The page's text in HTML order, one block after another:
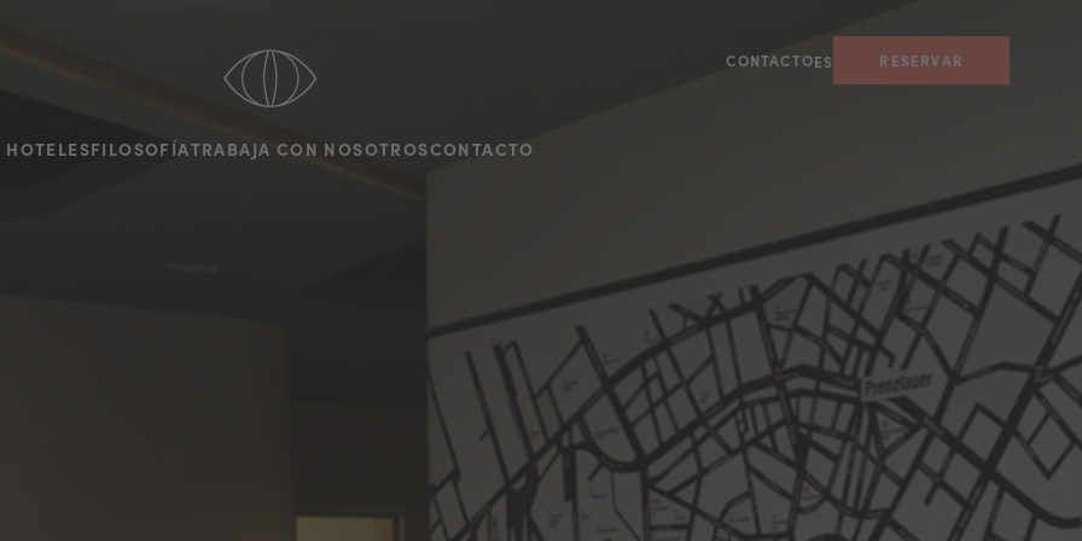
CONTACTOES RESERVAR
HOTELESFILOSOFÍATRABAJA CON NOSOTROSCONTACTO
CON NOSOTROS
CONTACTO